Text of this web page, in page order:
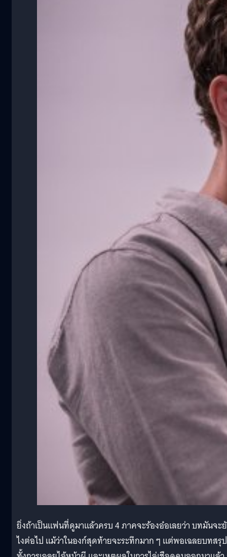
ยิ่งถ้าเป็นแฟนที่ดูมาแล้วครบ 4 ภาคจะร้องอ๋อเลยว่า บทมันจะ
ไงต่อไป แม้ว่าในองก์สุดท้ายจะระทึกมาก ๆ แต่พอเฉลยบทสรุป